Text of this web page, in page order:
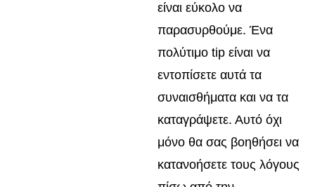
είναι εύκολο να
παρασυρθούμε. Ένα
πολύτιμο tip είναι να
εντοπίσετε αυτά τα
συναισθήματα και να τα
καταγράψετε. Αυτό όχι
μόνο θα σας βοηθήσει να
κατανοήσετε τους λόγους